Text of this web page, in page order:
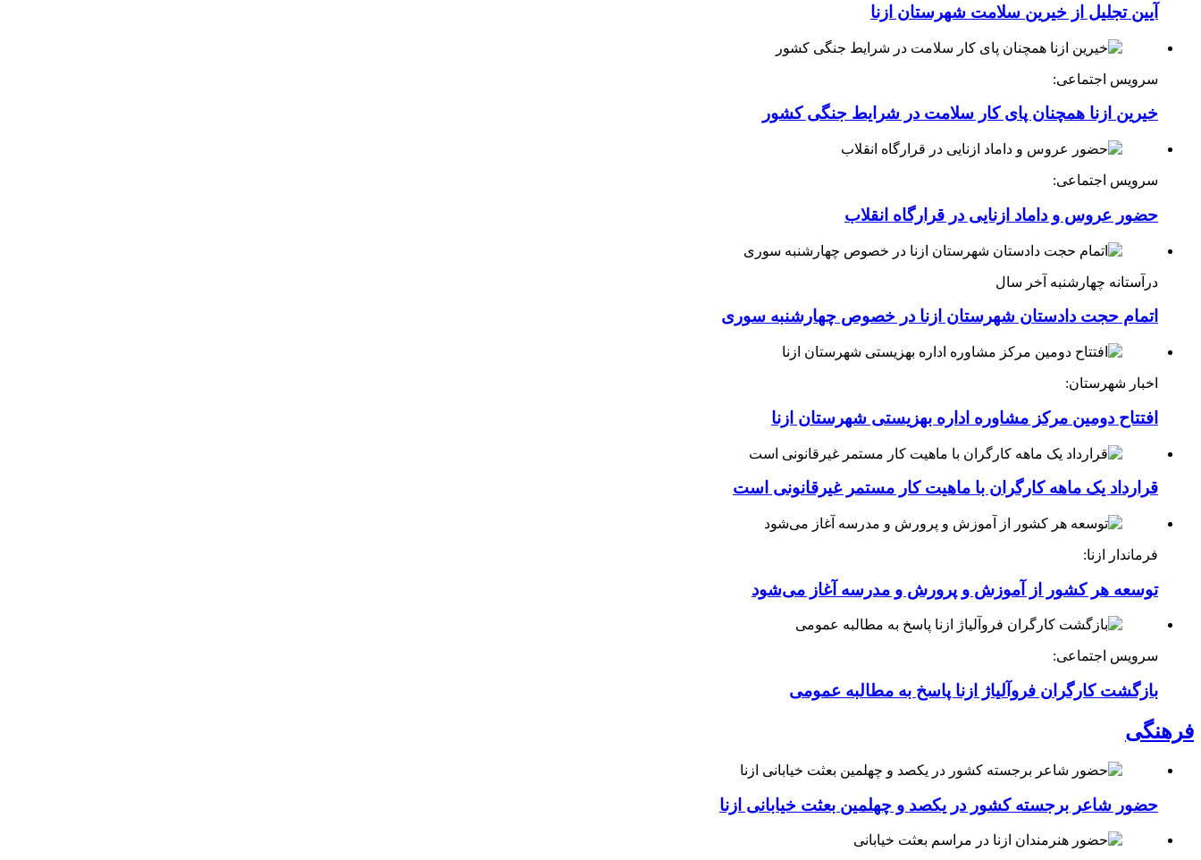
آیین تجلیل از خیرین سلامت شهرستان ازنا
سرویس اجتماعی:
خیرین ازنا همچنان پای کار سلامت در شرایط جنگی کشور
سرویس اجتماعی:
حضور عروس و داماد ازنایی در قرارگاه انقلاب
درآستانه چهارشنبه آخر سال
اتمام حجت دادستان شهرستان ازنا در خصوص چهارشنبه ‌سوری
اخبار شهرستان:
افتتاح دومین مرکز مشاوره اداره بهزیستی شهرستان ازنا
قرارداد یک ماهه کارگران با ماهیت کار مستمر غیرقانونی است
فرماندار ازنا:
توسعه هر کشور از آموزش و پرورش و مدرسه آغاز می‌شود
سرویس اجتماعی:
بازگشت کارگران فروآلیاژ ازنا پاسخ به مطالبه عمومی
فرهنگی
حضور شاعر برجسته کشور در یکصد و چهلمین بعثت خیابانی ازنا